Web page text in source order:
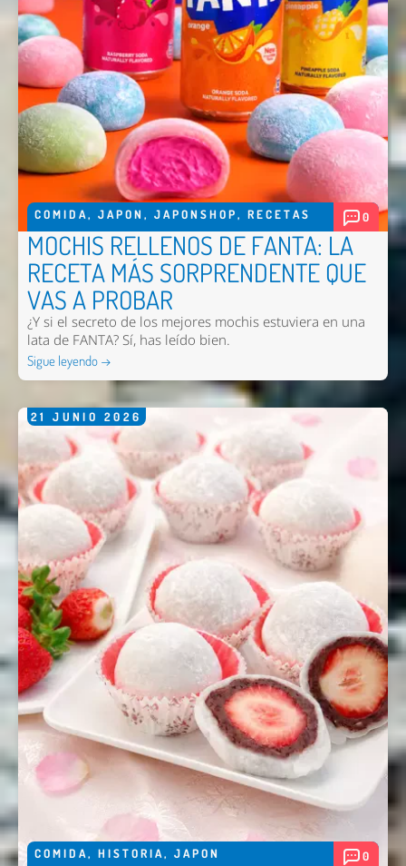
COMIDA, JAPON , JAPONSHOP, RECETAS 0
MOCHIS RELLENOS DE FANTA: LA
RECETA MÁS SORPRENDENTE QUE
VAS A PROBAR
¿Y si el secreto de los mejores mochis estuviera en una
lata de FANTA? Sí, has leído bien.
Sigue leyendo →
21 JUNIO 2026
COMIDA, HISTORIA, JAPON 0
Nombre *
Email *
Comentario *